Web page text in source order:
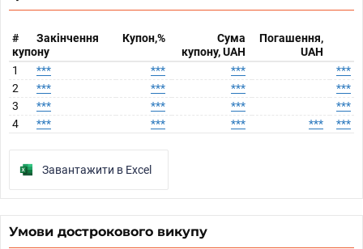
#
Закінчення
купону
Купон,%
Сума
купону, UAH
Погашення,
UAH
1
*** *** ***
***
2
*** *** ***
***
3
*** *** ***
***
4
*** *** *** *** ***
Завантажити в Excel
Умови дострокового викупу